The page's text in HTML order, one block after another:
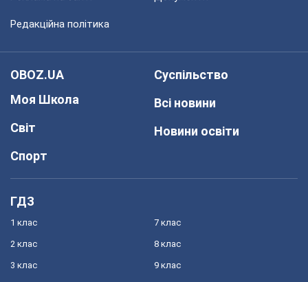
Редакційна політика
OBOZ.UA
Моя Школа
Світ
Спорт
Суспільство
Всі новини
Новини освіти
ГДЗ
1 клас
2 клас
3 клас
7 клас
8 клас
9 клас